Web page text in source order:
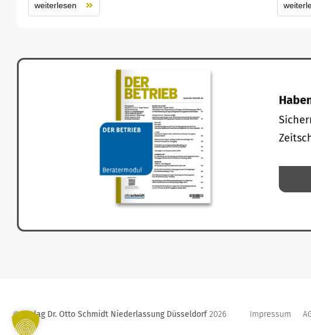
weiterlesen
©Verlag Dr. Otto Schmidt Niederlassung Düsseldorf 2026 Impressum